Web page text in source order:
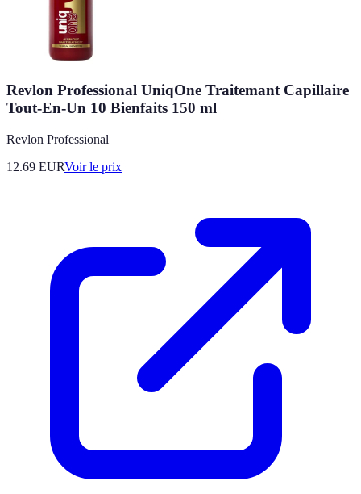
Revlon Professional UniqOne Traitemant Capillaire
Tout-En-Un 10 Bienfaits 150 ml
Revlon Professional
12.69 EURVoir le prix